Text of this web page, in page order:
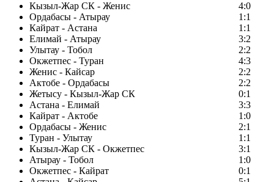
Кызыл-Жар СК - Женис
4:0
Ордабасы - Атырау
1:1
Кайрат - Астана
1:1
Елимай - Атырау
3:2
Улытау - Тобол
2:2
Окжетпес - Туран
4:3
Женис - Кайсар
2:2
Актобе - Ордабасы
2:2
Жетысу - Кызыл-Жар СК
0:1
Астана - Елимай
3:3
Кайрат - Актобе
1:0
Ордабасы - Женис
2:1
Туран - Улытау
1:1
Кызыл-Жар СК - Окжетпес
3:1
Атырау - Тобол
1:0
Окжетпес - Кайрат
0:1